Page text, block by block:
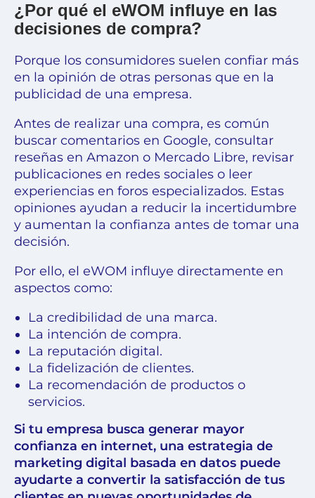
¿Por qué el eWOM influye en las
decisiones de compra?
Porque los consumidores suelen confiar más
en la opinión de otras personas que en la
publicidad de una empresa.
Antes de realizar una compra, es común
buscar comentarios en Google, consultar
reseñas en Amazon o Mercado Libre, revisar
publicaciones en redes sociales o leer
experiencias en foros especializados. Estas
opiniones ayudan a reducir la incertidumbre
y aumentan la confianza antes de tomar una
decisión.
Por ello, el eWOM influye directamente en
aspectos como:
La credibilidad de una marca.
La intención de compra.
La reputación digital.
La fidelización de clientes.
La recomendación de productos o
servicios.
Si tu empresa busca generar mayor
confianza en internet, una estrategia de
marketing digital basada en datos puede
ayudarte a convertir la satisfacción de tus